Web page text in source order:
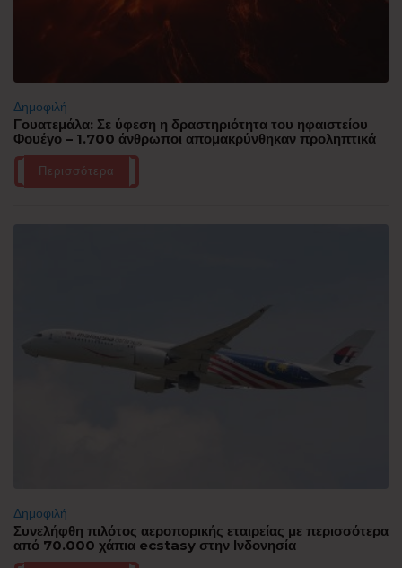
Δημοφιλή
Γουατεμάλα: Σε ύφεση η δραστηριότητα του ηφαιστείου
Φουέγο – 1.700 άνθρωποι απομακρύνθηκαν προληπτικά
Περισσότερα
Δημοφιλή
Συνελήφθη πιλότος αεροπορικής εταιρείας με περισσότερα
από 70.000 χάπια ecstasy στην Ινδονησία